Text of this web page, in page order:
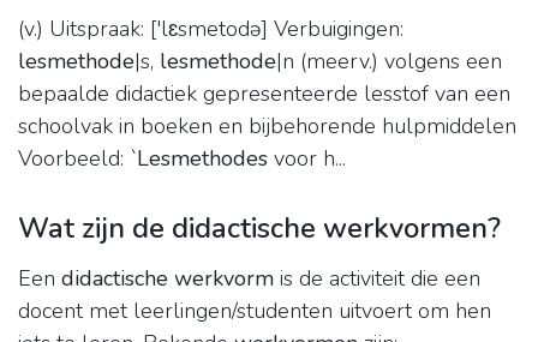
(v.) Uitspraak: ['lɛsmetodə] Verbuigingen:
lesmethode|s, lesmethode|n (meerv.) volgens een
bepaalde didactiek gepresenteerde lesstof van een
schoolvak in boeken en bijbehorende hulpmiddelen
Voorbeeld: `Lesmethodes voor h...
Wat zijn de didactische werkvormen?
Een didactische werkvorm is de activiteit die een
docent met leerlingen/studenten uitvoert om hen